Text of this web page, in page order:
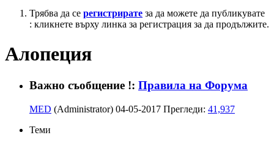
Трябва да се регистрирате за да можете да публикувате
: кликнете върху линка за регистрация за да продължите.
Алопеция
Важно съобщение !: Правила на Форума
MED (Administrator) 04-05-2017 Прегледи: 41,937
Теми